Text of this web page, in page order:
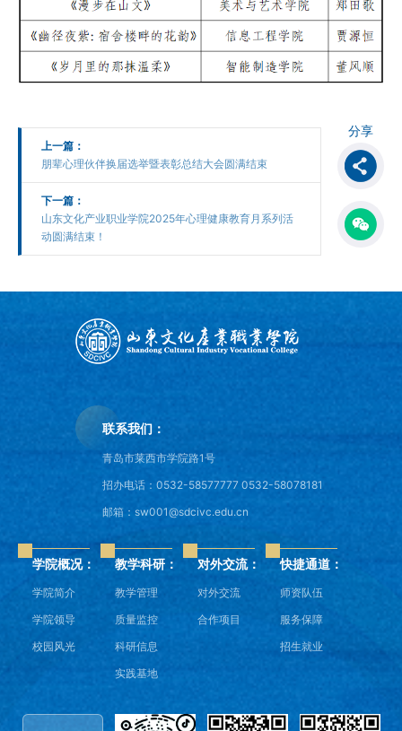
上一篇：
朋辈心理伙伴换届选举暨表彰总结大会圆满结束
下一篇：
山东文化产业职业学院2025年心理健康教育月系列活
动圆满结束！
分享
联系我们：
青岛市莱西市学院路1号
招办电话：0532-58577777 0532-58078181
邮箱：sw001@sdcivc.edu.cn
学院概况：
学院简介
学院领导
校园风光
教学科研：
教学管理
质量监控
科研信息
实践基地
对外交流：
对外交流
合作项目
快捷通道：
师资队伍
服务保障
招生就业